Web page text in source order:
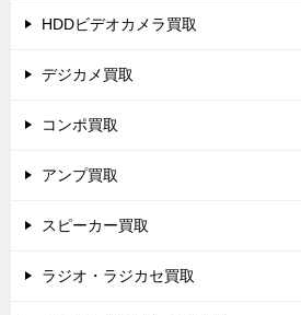
HDDビデオカメラ買取
デジカメ買取
コンポ買取
アンプ買取
スピーカー買取
ラジオ・ラジカセ買取